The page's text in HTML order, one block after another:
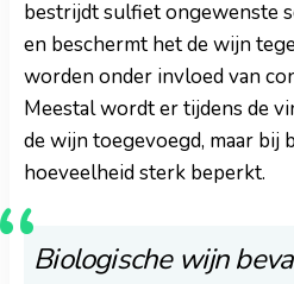
bestrijdt sulfiet ongewenste
en beschermt het de wijn
worden onder invloed van
Meestal wordt er tijdens de
de wijn toegevoegd, maar bij
hoeveelheid sterk beperkt.
Biologische wijn